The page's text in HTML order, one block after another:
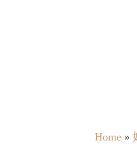
Home»